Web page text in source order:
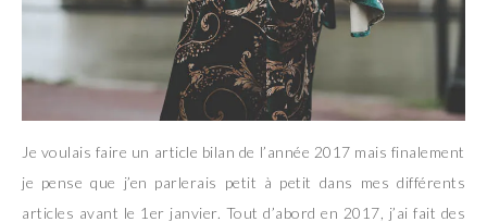
Je voulais faire un article bilan de l’année 2017 mais finalement
je pense que j’en parlerais petit à petit dans mes différents
articles avant le 1er janvier. Tout d’abord en 2017, j’ai fait des